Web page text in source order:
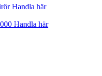
Handla här
Handla här